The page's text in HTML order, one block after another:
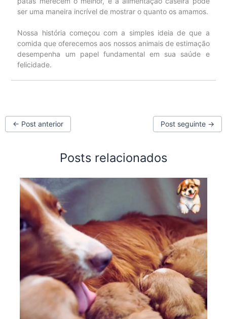
ser uma maneira incrível de mostrar o quanto os amamos.
Nossa história começou com a simples ideia de que a
comida que oferecemos aos nossos animais de estimação
desempenha um papel fundamental em sua saúde e
felicidade.
← Post anterior Post seguinte →
Posts relacionados